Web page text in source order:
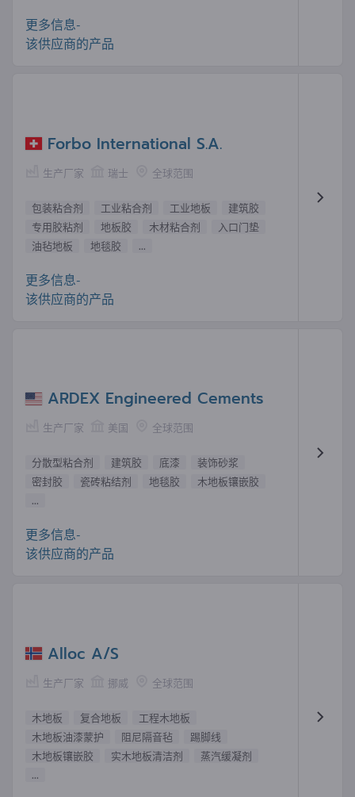
更多信息-
该供应商的产品
Forbo International S.A.
生产厂家 瑞士 全球范围
包装粘合剂 工业粘合剂 工业地板
建筑胶
专用胶粘剂
地板胶 木材粘合剂
入口门垫
油毡地板
地毯胶 ...
更多信息-
该供应商的产品
ARDEX Engineered Cements
生产厂家 美国 全球范围
分散型粘合剂 建筑胶 底漆
装饰砂浆
密封胶
瓷砖粘结剂 地毯胶
木地板镶嵌胶
...
更多信息-
该供应商的产品
Alloc A/S
生产厂家 挪威 全球范围
木地板 复合地板
工程木地板
木地板油漆蒙护
阻尼隔音毡
踢脚线
木地板镶嵌胶
实木地板清洁剂
蒸汽缓凝剂
...